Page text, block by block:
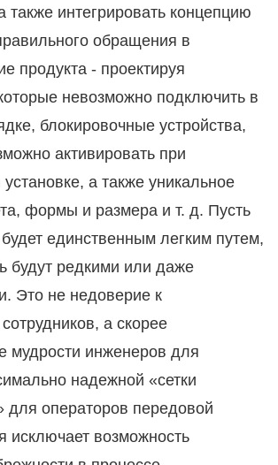
также интегрировать концепцию
обращения в
продукта - проектируя
невозможно подключить в
блокировочные устройства,
активировать при
а также уникальное
формы и размера и т. д. Пусть
единственным легким путем,
будут редкими или даже
Это не недоверие к
а скорее
мудрости инженеров для
надежной «сетки
для операторов передовой
исключает возможность